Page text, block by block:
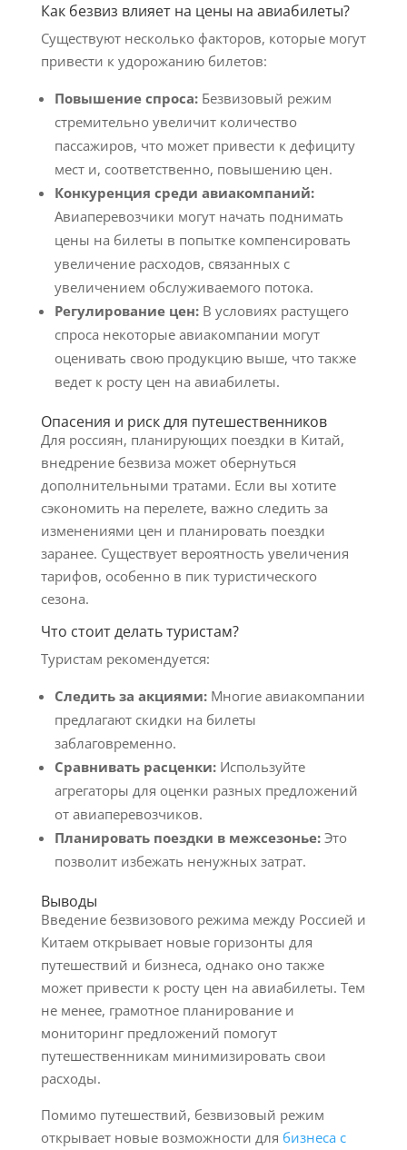
Как безвиз влияет на цены на авиабилеты?
Существуют несколько факторов, которые могут
привести к удорожанию билетов:
Повышение спроса:Безвизовый режим
стремительно увеличит количество
пассажиров, что может привести к дефициту
мест и, соответственно, повышению цен.
Конкуренция среди авиакомпаний:
Авиаперевозчики могут начать поднимать
цены на билеты в попытке компенсировать
увеличение расходов, связанных с
увеличением обслуживаемого потока.
Регулирование цен:В условиях растущего
спроса некоторые авиакомпании могут
оценивать свою продукцию выше, что также
ведет к росту цен на авиабилеты.
Опасения и риск для путешественников
Для россиян, планирующих поездки в Китай,
внедрение безвиза может обернуться
дополнительными тратами. Если вы хотите
сэкономить на перелете, важно следить за
изменениями цен и планировать поездки
заранее. Существует вероятность увеличения
тарифов, особенно в пик туристического
сезона.
Что стоит делать туристам?
Туристам рекомендуется:
Следить за акциями:Многие авиакомпании
предлагают скидки на билеты
заблаговременно.
Сравнивать расценки:Используйте
агрегаторы для оценки разных предложений
от авиаперевозчиков.
Планировать поездки в межсезонье:Это
позволит избежать ненужных затрат.
Выводы
Введение безвизового режима между Россией и
Китаем открывает новые горизонты для
путешествий и бизнеса, однако оно также
может привести к росту цен на авиабилеты. Тем
не менее, грамотное планирование и
мониторинг предложений помогут
путешественникам минимизировать свои
расходы.
Помимо путешествий, безвизовый режим
открывает новые возможности для бизнеса с